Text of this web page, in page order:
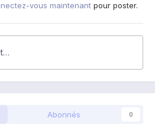
vous maintenant pour poster.
Abonnés 0